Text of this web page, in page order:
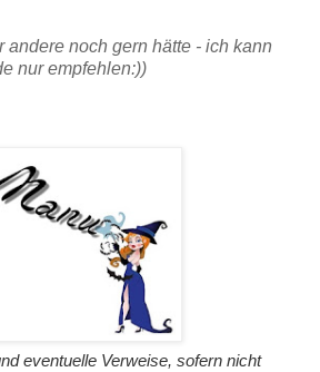
andere noch gern hätte - ich kann
nur empfehlen:))
eventuelle Verweise, sofern nicht